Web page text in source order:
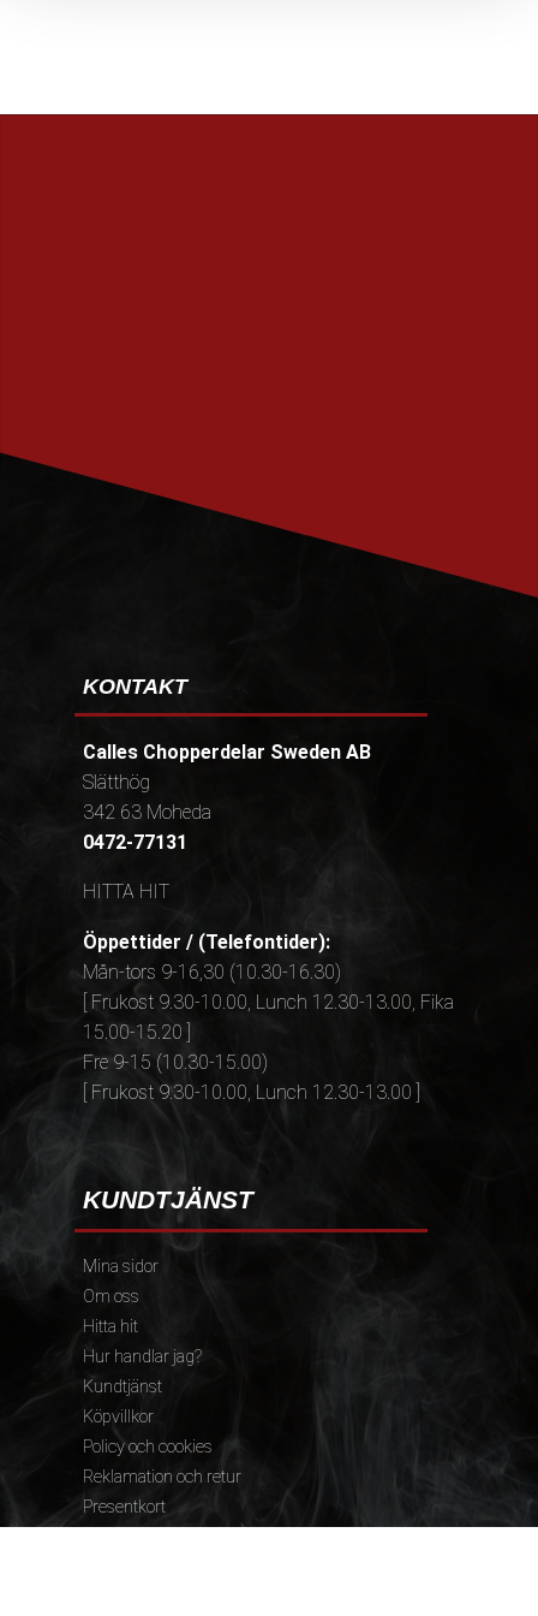
KONTAKT
Calles Chopperdelar Sweden AB
Slätthög
342 63 Moheda
0472-77131
HITTA HIT
Öppettider / (Telefontider):
Mån-tors 9-16,30 (10.30-16.30)
[ Frukost 9.30-10.00, Lunch 12.30-13.00, Fika
15.00-15.20 ]
Fre 9-15 (10.30-15.00)
[ Frukost 9.30-10.00, Lunch 12.30-13.00 ]
KUNDTJÄNST
Mina sidor
Om oss
Hitta hit
Hur handlar jag?
Kundtjänst
Köpvillkor
Policy och cookies
Reklamation och retur
Presentkort